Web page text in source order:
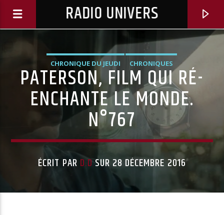
RADIO UNIVERS
Titre diffusé :
CHRONIQUE DU JEUDI CHRONIQUES
PATERSON, FILM QUI RÉ-
ENCHANTE LE MONDE.
N°767
ÉCRIT PAR D.DSUR 28 DÉCEMBRE 2016